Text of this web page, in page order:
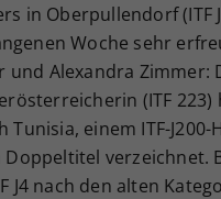
in Oberpullendorf
Woche sehr
und Alexandra Zimmer:
(ITF 223)
Tunisia, einem ITF-
verzeichnet.
J4 nach den alten